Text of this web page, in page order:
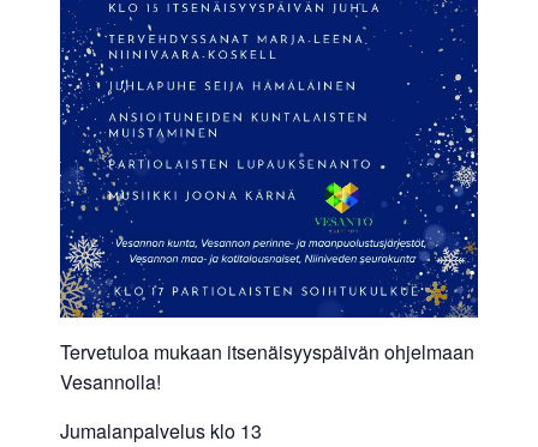
Tervetuloa mukaan itsenäisyyspäivän ohjelmaan
Vesannolla!
Jumalanpalvelus klo 13